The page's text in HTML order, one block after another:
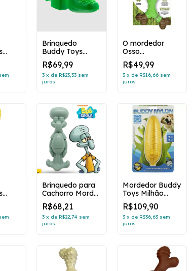
Brinquedo
Buddy Toys
Crocojack Nylon
R$69,99
3 x deR$23,33 sem
juros
O mordedor
Osso
Bamboobone
maçã verde
R$49,99
3 x de R$16,66 sem
juros
Brinquedo para
Cachorro Morder
Lula Molusco
Bob Esponja
R$68,21
3 x deR$22,74 sem
juros
Mordedor Buddy
Toys Milhão
Nylon
R$109,90
3 x de R$36,63 sem
juros